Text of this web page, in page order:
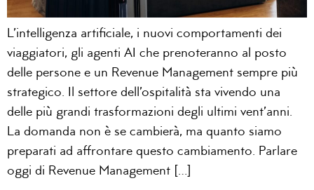
L’intelligenza artificiale, i nuovi comportamenti dei
viaggiatori, gli agenti AI che prenoteranno al posto
delle persone e un Revenue Management sempre più
strategico. Il settore dell’ospitalità sta vivendo una
delle più grandi trasformazioni degli ultimi vent’anni.
La domanda non è se cambierà, ma quanto siamo
preparati ad affrontare questo cambiamento. Parlare
oggi di Revenue Management […]